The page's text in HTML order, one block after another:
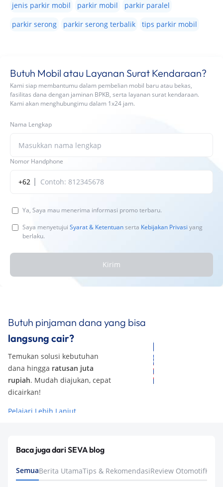
jenis parkir mobil
parkir mobil
parkir paralel
parkir serong
parkir serong terbalik tips parkir mobil
Butuh Mobil atau Layanan Surat Kendaraan?
Kami siap membantumu dalam pembelian mobil baru atau bekas,
fasilitas dana dengan jaminan BPKB, serta layanan surat kendaraan.
Kami akan menghubungimu dalam 1x24 jam.
Nama Lengkap
Nomor Handphone
+62
Ya, Saya mau menerima informasi promo terbaru.
Saya menyetujui Syarat & Ketentuanserta Kebijakan Privasi yang
berlaku.
Kirim
Butuh pinjaman dana yang bisa
langsung cair?
Temukan solusi kebutuhan
dana hingga ratusan juta
rupiah. Mudah diajukan, cepat
dicairkan!
Pelajari Lebih Lanjut
Baca juga dari SEVA blog
SemuaBerita UtamaTips & RekomendasiReview Otomotif